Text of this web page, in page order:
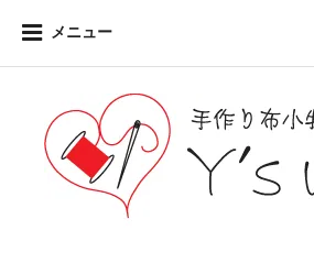
メニュー